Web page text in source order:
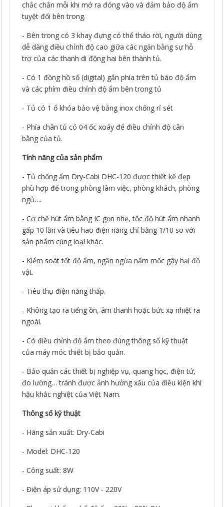
chắc chắn mỗi khi mở ra đóng vào và đảm bảo độ ẩm
tuyệt đối bên trong.
- Bên trong có 3 khay đựng có thể tháo rời, người dùng
dễ dàng điều chỉnh độ cao giữa các ngăn bằng sự hỗ
trợ của các thanh di động hai bên thành tủ.
- Có 1 đồng hồ số (digital) gắn phía trên tủ báo độ ẩm
và các phím điều chỉnh độ ẩm bên trong tủ
- Tủ có 1 ổ khóa bảo vệ bằng inox chống rỉ sét
- Phía chân tủ có 04 ốc xoáy để điều chỉnh độ cân
bằng của tủ.
Tính năng của sản phẩm
- Tủ chống ẩm Dry-Cabi DHC-120 được thiết kế đẹp
phù hợp để trong phòng làm việc, phòng khách, phòng
ngủ….
- Cơ chế hút ẩm bằng IC gọn nhẹ, tốc độ hút ẩm nhanh
gấp 10 lần và tiêu hao điện năng chỉ bằng 1/10 so với
sản phẩm cùng loại khác.
- Kiểm soát tốt độ ẩm, ngăn ngừa nấm mốc gây hại đồ
vật.
- Tiêu thụ điện năng thấp.
- Không tạo ra tiếng ồn, âm thanh hoặc bức xạ nhiệt ra
ngoài.
- Có điều chỉnh độ ẩm theo đúng thông số kỹ thuật
của máy móc thiết bị bảo quản.
- Bảo quản các thiết bị nghiệp vụ, quang học, điện tử,
đo lường… tránh được ảnh hưởng xấu của điều kiện khí
hậu khắc nghiệt của Việt Nam.
Thông số kỹ thuật
- Hãng sản xuất: Dry-Cabi
- Model: DHC-120
- Công suất: 8W
- Điện áp sử dụng: 110V - 220V